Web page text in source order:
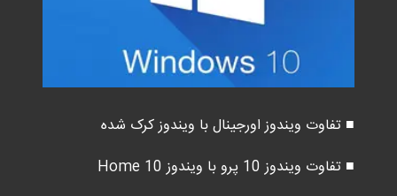
■ تفاوت ویندوز اورجینال با ویندوز کرک شده
■ تفاوت ویندوز 10 پرو با ویندوز 10 Home